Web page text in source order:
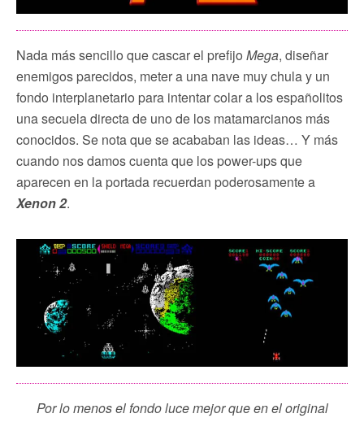
Nada más sencillo que cascar el prefijo Mega, diseñar
enemigos parecidos, meter a una nave muy chula y un
fondo interplanetario para intentar colar a los españolitos
una secuela directa de uno de los matamarcianos más
conocidos. Se nota que se acababan las ideas… Y más
cuando nos damos cuenta que los power-ups que
aparecen en la portada recuerdan poderosamente a
Xenon 2.
Por lo menos el fondo luce mejor que en el original